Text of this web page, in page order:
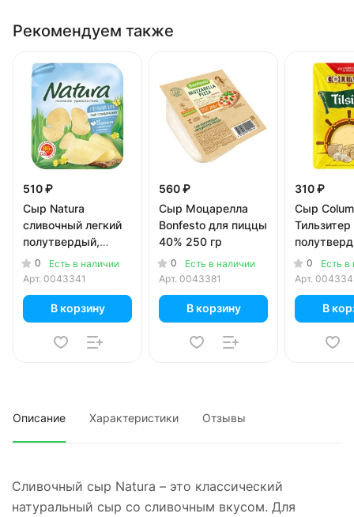
Рекомендуем также
510 ₽
Сыр Natura
сливочный легкий
полутвердый,
нарезка 16% 150 гр
0
Есть в наличии
Арт. 0043341
В корзину
560 ₽
Сыр Моцарелла
Bonfesto для пиццы
40% 250 гр
0
Есть в наличии
Арт. 0043381
В корзину
310 ₽
Сыр
Тильзитер
нарезка
0
Есть в
Арт.
В
Описание Характеристики Отзывы
Сливочный сыр Natura – это классический
натуральный сыр со сливочным вкусом. Для